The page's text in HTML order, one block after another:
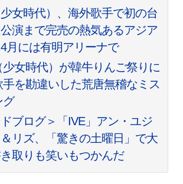
女時代）、海外歌手で初の台
演まで完売の熱気あるアジア
月には有明アリーナで
少女時代）が韓牛りんご祭りに
手を勘違いした荒唐無稽なミス
グ
ブログ＞「IVE」アン・ユジ
リズ、「驚きの土曜日」で大
取りも笑いもつかんだ